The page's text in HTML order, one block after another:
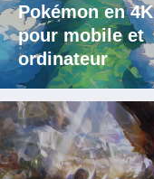
Pokémon en 4K
pour mobile et
ordinateur